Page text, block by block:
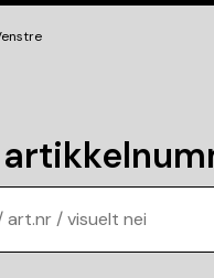
art.nr / visuelt nei